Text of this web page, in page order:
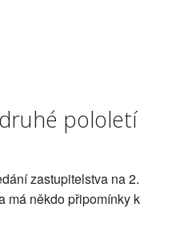
pololetí
zastupitelstva na 2.
má někdo připomínky k